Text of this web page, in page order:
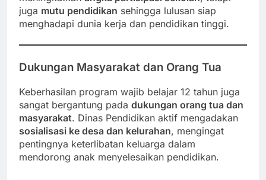
juga mutu pendidikan sehingga lulusan siap
menghadapi dunia kerja dan pendidikan tinggi.
Dukungan Masyarakat dan Orang Tua
Keberhasilan program wajib belajar 12 tahun juga
sangat bergantung pada dukungan orang tua dan
masyarakat. Dinas Pendidikan aktif mengadakan
sosialisasi ke desa dan kelurahan, mengingat
pentingnya keterlibatan keluarga dalam
mendorong anak menyelesaikan pendidikan.